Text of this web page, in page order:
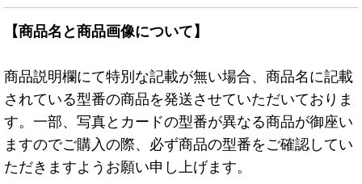
【商品名と商品画像について】
商品説明欄にて特別な記載が無い場合、商品名に記載
されている型番の商品を発送させていただいておりま
す。一部、写真とカードの型番が異なる商品が御座い
ますのでご購入の際、必ず商品の型番をご確認してい
ただきますようお願い申し上げます。